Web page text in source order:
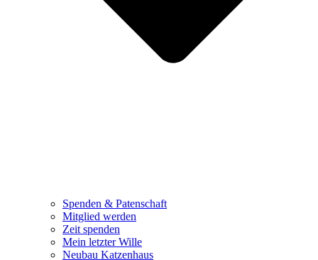
Spenden & Patenschaft
Mitglied werden
Zeit spenden
Mein letzter Wille
Neubau Katzenhaus